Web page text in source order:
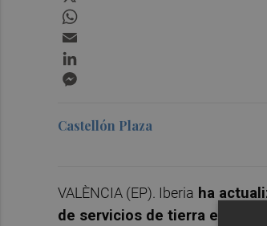
Castellón Plaza
VALÈNCIA (EP). Iberia ha
de servicios de tierra en los